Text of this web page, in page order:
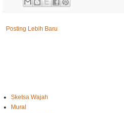
Posting Lebih Baru
Sketsa Wajah
Mural